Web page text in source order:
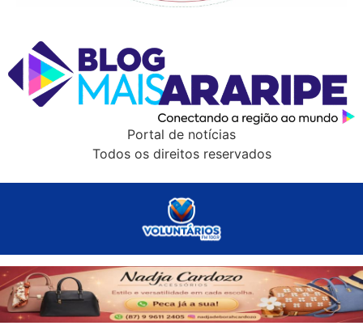
Portal de notícias
Todos os direitos reservados